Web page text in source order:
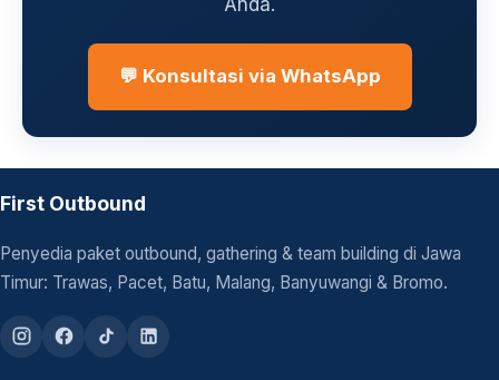
Anda.
💬 Konsultasi via WhatsApp
First Outbound
Penyedia paket outbound, gathering & team building di Jawa
Timur: Trawas, Pacet, Batu, Malang, Banyuwangi & Bromo.